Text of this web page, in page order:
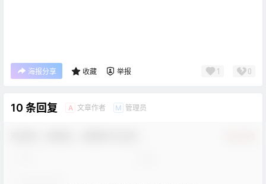
海报分享 收藏 举报 1 0
10 条回复 A 文章作者 M 管理员